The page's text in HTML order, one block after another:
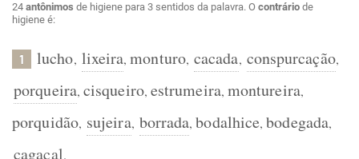
24 antônimos de higiene para 3 sentidos da palavra. O contrário de
higiene é:
1 lucho, lixeira,monturo, cacada, conspurcação,
porqueira, cisqueiro, estrumeira, montureira,
porquidão, sujeira, borrada,bodalhice,bodegada,
cagaçal.